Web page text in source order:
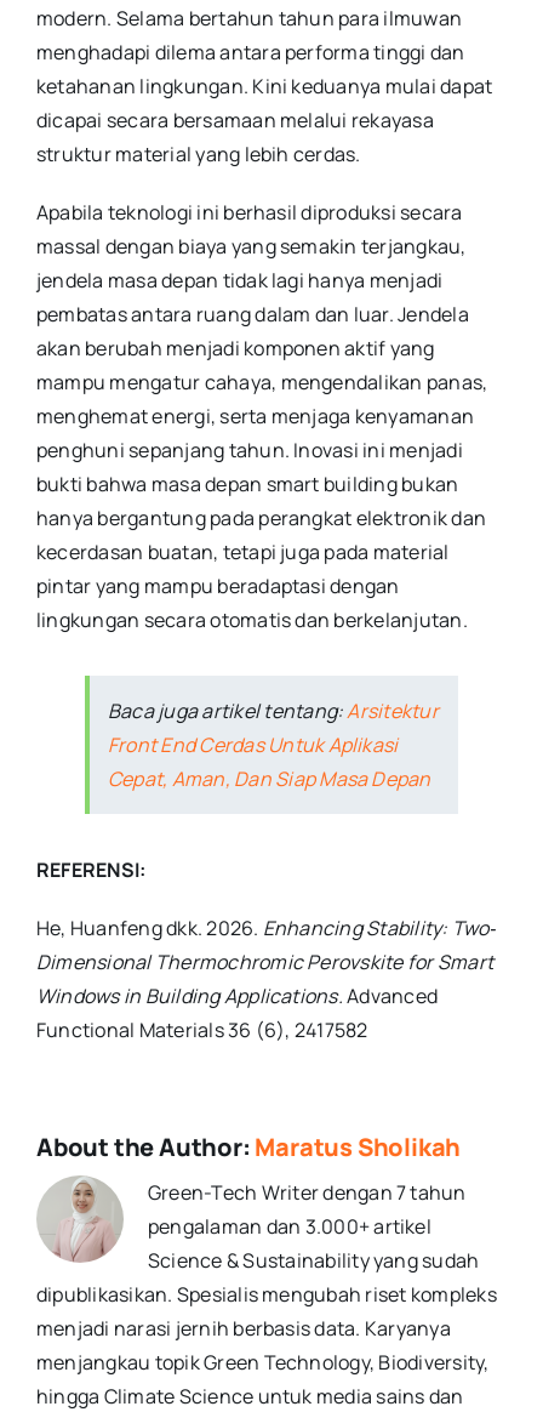
modern. Selama bertahun tahun para ilmuwan
menghadapi dilema antara performa tinggi dan
ketahanan lingkungan. Kini keduanya mulai dapat
dicapai secara bersamaan melalui rekayasa
struktur material yang lebih cerdas.
Apabila teknologi ini berhasil diproduksi secara
massal dengan biaya yang semakin terjangkau,
jendela masa depan tidak lagi hanya menjadi
pembatas antara ruang dalam dan luar. Jendela
akan berubah menjadi komponen aktif yang
mampu mengatur cahaya, mengendalikan panas,
menghemat energi, serta menjaga kenyamanan
penghuni sepanjang tahun. Inovasi ini menjadi
bukti bahwa masa depan smart building bukan
hanya bergantung pada perangkat elektronik dan
kecerdasan buatan, tetapi juga pada material
pintar yang mampu beradaptasi dengan
lingkungan secara otomatis dan berkelanjutan.
Baca juga artikel tentang:Arsitektur
Front End Cerdas Untuk Aplikasi
Cepat, Aman, Dan Siap Masa Depan
REFERENSI:
He, Huanfeng dkk. 2026. Enhancing Stability: Two‐
Dimensional Thermochromic Perovskite for Smart
Windows in Building Applications.Advanced
Functional Materials 36 (6), 2417582
About the Author: Maratus Sholikah
Green-Tech Writer dengan 7 tahun
pengalaman dan 3.000+ artikel
Science & Sustainability yang sudah
dipublikasikan. Spesialis mengubah riset kompleks
menjadi narasi jernih berbasis data. Karyanya
menjangkau topik Green Technology, Biodiversity,
hingga Climate Science untuk media sains dan